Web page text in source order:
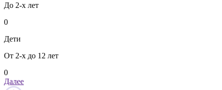
До 2-х лет
0
Дети
От 2-х до 12 лет
0
Далее